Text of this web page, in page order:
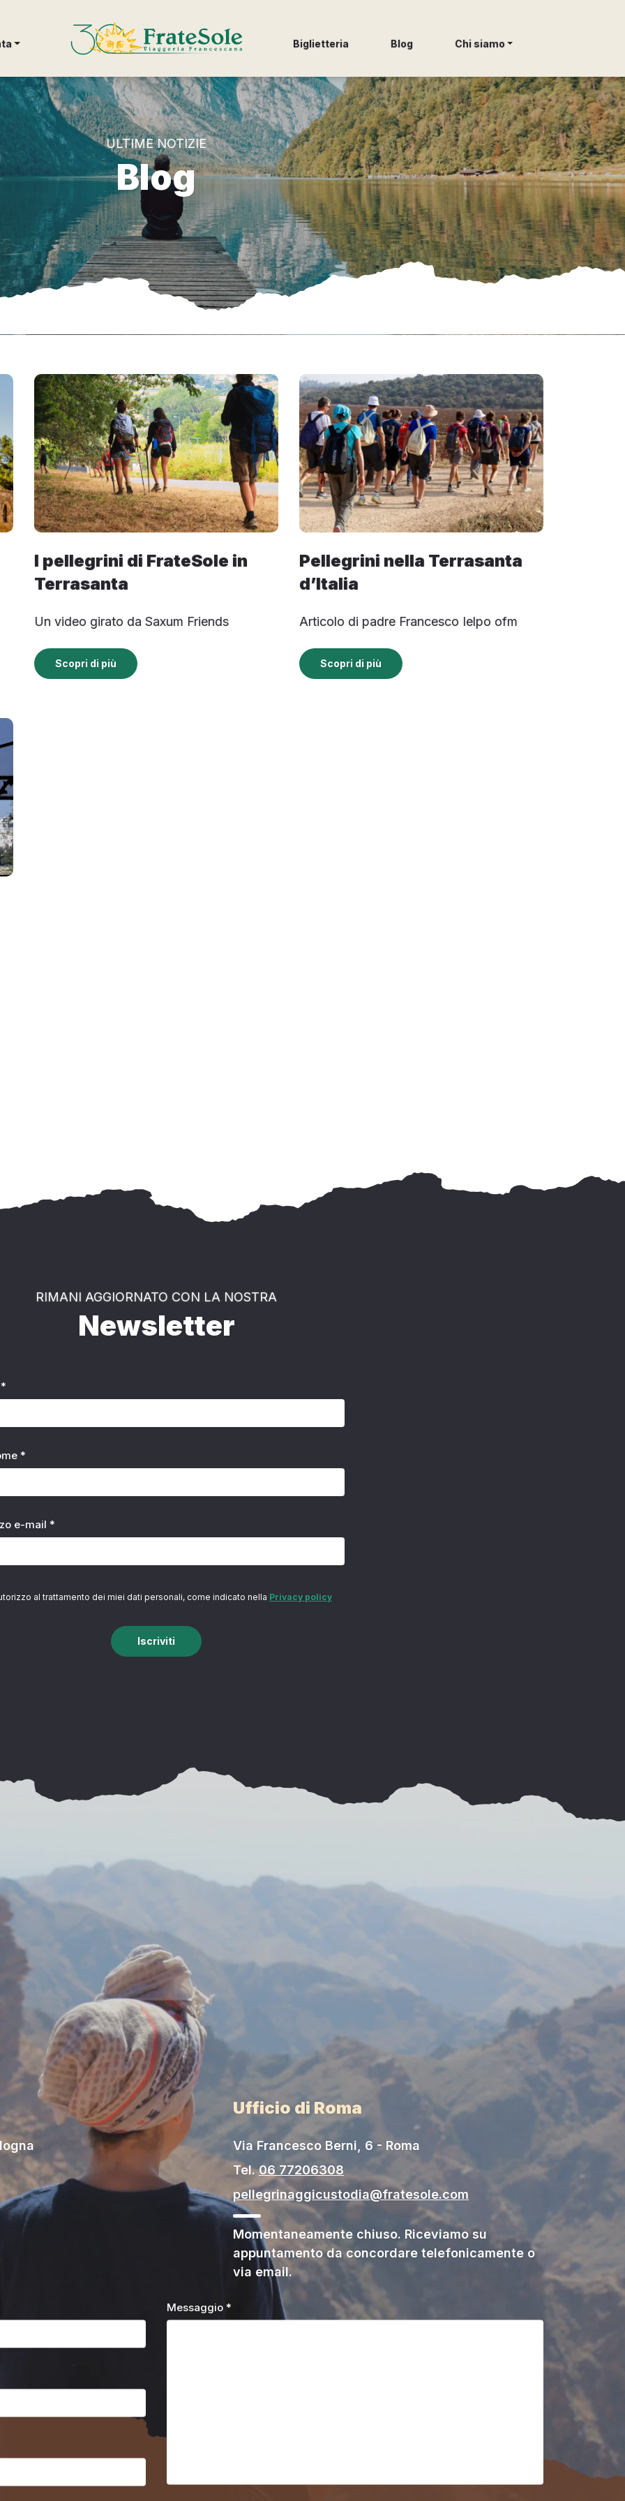
FrateSole Viaggeria Francescana
Biglietteria Blog Chi siamo
ULTIME NOTIZIE
Blog
I pellegrini di FrateSole in
Terrasanta
Un video girato da Saxum Friends
Scopri di più
Pellegrini nella Terrasanta
d’Italia
Articolo di padre Francesco Ielpo ofm
Scopri di più
RIMANI AGGIORNATO CON LA NOSTRA
Newsletter
*
e-mail *
al trattamento dei miei dati personali, come indicato nella Privacy policy
Iscriviti
Ufficio di Roma
Via Francesco Berni, 6 - Roma
Tel.06 77206308
pellegrinaggicustodia@fratesole.com
Momentaneamente chiuso. Riceviamo su
appuntamento da concordare telefonicamente o
via email.
Messaggio *